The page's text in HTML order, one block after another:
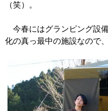
（笑）。
今春にはグランピング設
化の真っ最中の施設なので